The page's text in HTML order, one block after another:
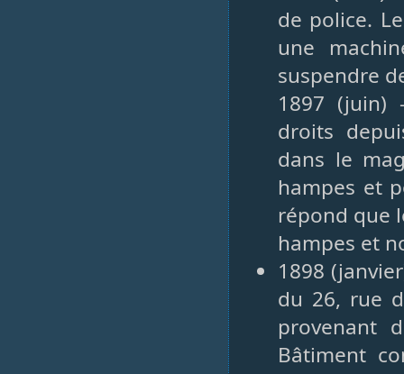
de police.
une
suspendre
1897 (juin)
droits
dans le
hampes et
répond que
hampes et
1898
du 26, rue
provenant
Bâtiment